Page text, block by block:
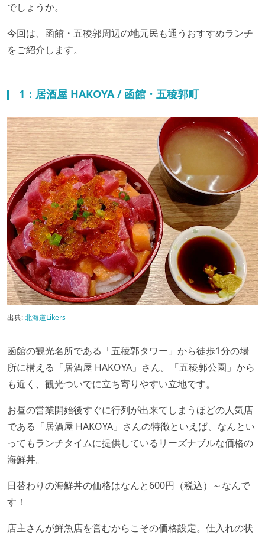
でしょうか。
今回は、函館・五稜郭周辺の地元民も通うおすすめランチ
をご紹介します。
1：居酒屋 HAKOYA / 函館・五稜郭町
出典:北海道Likers
函館の観光名所である「五稜郭タワー」から徒歩1分の場
所に構える「居酒屋 HAKOYA」さん。「五稜郭公園」から
も近く、観光ついでに立ち寄りやすい立地です。
お昼の営業開始後すぐに行列が出来てしまうほどの人気店
である「居酒屋 HAKOYA」さんの特徴といえば、なんとい
ってもランチタイムに提供しているリーズナブルな価格の
海鮮丼。
日替わりの海鮮丼の価格はなんと600円（税込）～なんで
す！
店主さんが鮮魚店を営むからこその価格設定。仕入れの状